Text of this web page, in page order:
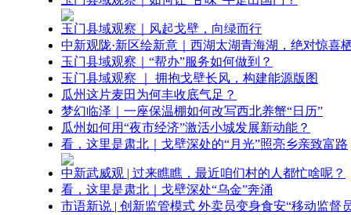
玉门县域观察｜风起戈壁，向绿而行
中新观陇·新区绘新意｜西湖太湖青海湖，绝对惊喜
玉门县域观察｜“帮办”服务如何做到？
玉门县域观察 ｜ 拥抱戈壁长风，构建能源版图
瓜州这片麦田为何丰收底气足？
梦幻临泽｜一座保温棚如何改写西北养蟹“日历”
瓜州如何用“夜市经济”激活小城发展新动能？
看，这里是肃北｜戈壁深处的“月光”照亮乡亲致富路
中新武威观 | 过来瞧瞧，最近咱们村的人都忙啥呢？
看，这里是肃北｜戈壁深处“乌金”奔涌
市语新说 | 创新监管模式 外卖员变身食安“移动监督